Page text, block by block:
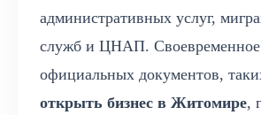
административных услуг,
служб и ЦНАП. Своевременное
официальных документов,
открыть бизнес в Житомире,